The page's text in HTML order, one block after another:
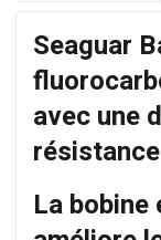
Seaguar
avec une
La